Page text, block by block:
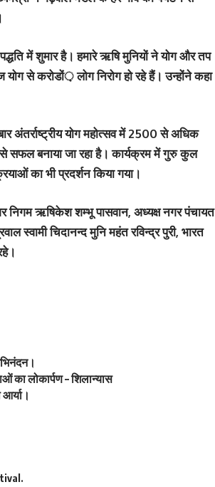
में शुमार है। हमारे ऋषि मुनियों ने योग और तप
से करोडों़ लोग निरोग हो रहे हैं। उन्होंने कहा
अंतर्राष्ट्रीय योग महोत्सव में 2500 से अधिक
सफल बनाया जा रहा है। कार्यक्रम में गुरु कुल
का भी प्रदर्शन किया गया।
निगम ऋषिकेश शम्भू पासवान, अध्यक्ष नगर पंचायत
स्वामी चिदानन्द मुनि महंत रविन्द्र पुरी, भारत
का लोकार्पण – शिलान्यास